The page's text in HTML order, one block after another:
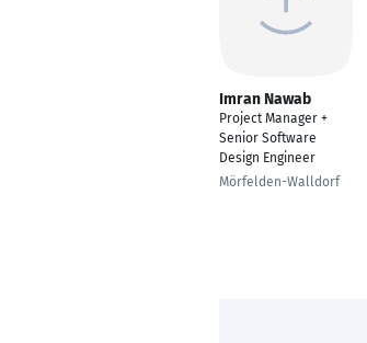
Imran Nawab
Project Manager +
Senior Software
Design Engineer
Mörfelden-Walldorf